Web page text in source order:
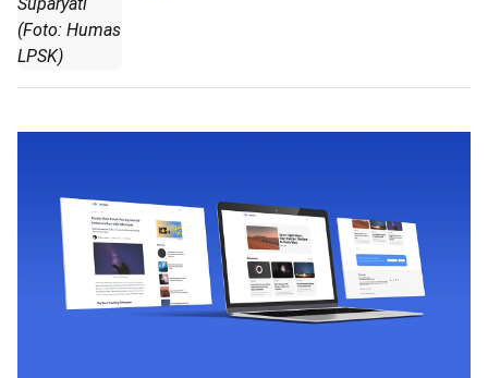
Suparyati
(Foto: Humas
LPSK)